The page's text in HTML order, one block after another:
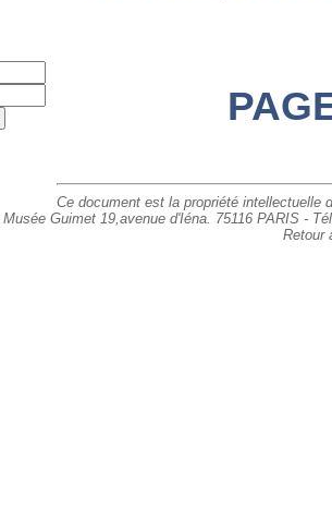
Ce document est la propriété intellectuelle
Guimet 19,avenue d'Iéna. 75116 PARIS -
Retour